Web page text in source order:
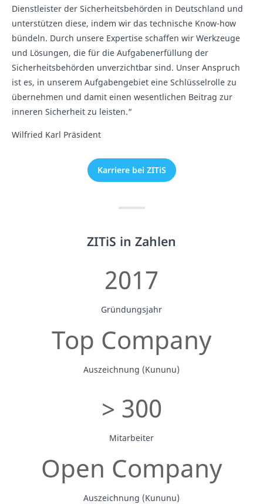
Dienstleister der Sicherheitsbehörden in Deutschland und
unterstützen diese, indem wir das technische Know-how
bündeln. Durch unsere Expertise schaffen wir Werkzeuge
und Lösungen, die für die Aufgabenerfüllung der
Sicherheitsbehörden unverzichtbar sind. Unser Anspruch
ist es, in unserem Aufgabengebiet eine Schlüsselrolle zu
übernehmen und damit einen wesentlichen Beitrag zur
inneren Sicherheit zu leisten.“
Wilfried Karl Präsident
Karriere bei ZITiS
ZITiS in Zahlen
2017
Gründungsjahr
Top Company
Auszeichnung (Kununu)
> 300
Mitarbeiter
Open Company
Auszeichnung (Kununu)